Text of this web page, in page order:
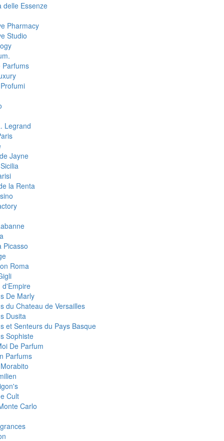
delle Essenze
Pharmacy
Studio
Parfums
Legrand
Jayne
la Renta
Picasso
Roma
d'Empire
De Marly
du Chateau de Versailles
Dusita
et Senteurs du Pays Basque
Sophiste
De Parfum
Parfums
Cult
Carlo